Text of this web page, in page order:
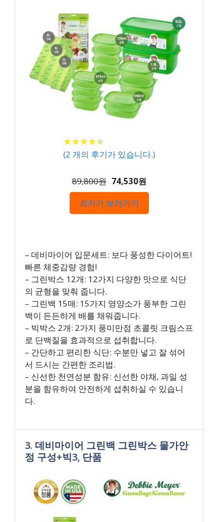
★★★★★
★★★★★
(2 개의 후기가 있습니다.)
89,800원 74,530원
최저가 보러가기
– 데비마이어 입문세트: 보다 풍성한 다이어트!
빠른 체중감량 경험!
– 그린박스 12개: 12가지 다양한 맛으로 식단
의 균형을 맞춰 줍니다.
– 그린백 15매: 15가지 영양소가 풍부한 그린
백이 든든하게 배를 채워줍니다.
– 빅박스 2개: 2가지 풍미만점 초콜릿 크림스프
로 단백질을 효과적으로 섭취합니다.
– 간단하고 편리한 식단: 수분만 넣고 잘 섞어
서 드시는 간편한 조리법.
– 신선한 천연성분 함유: 신선한 야채, 과일 성
분을 함유하여 안전하게 섭취하실 수 있습니
다.
3. 데비마이어 그린백 그린박스 물가안
정 구성+빅3, 단품